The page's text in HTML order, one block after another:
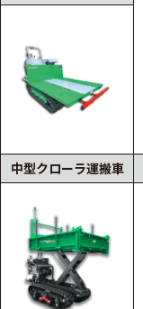
中型クローラ運搬車